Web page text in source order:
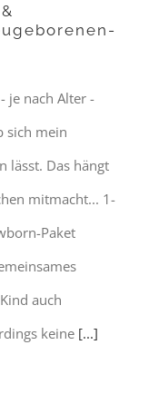
je nach Alter -
sich mein
lässt. Das hängt
mitmacht... 1-
Paket
auch
keine [...]